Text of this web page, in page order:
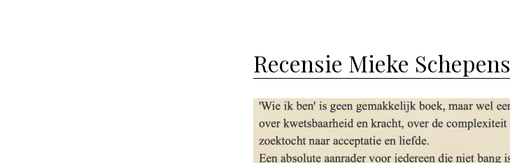
Recensie Mieke Schepens